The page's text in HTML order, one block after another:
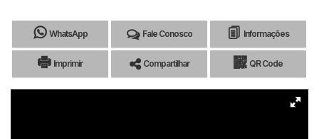
WhatsApp Fale Conosco Informações
Imprimir Compartilhar QR Code